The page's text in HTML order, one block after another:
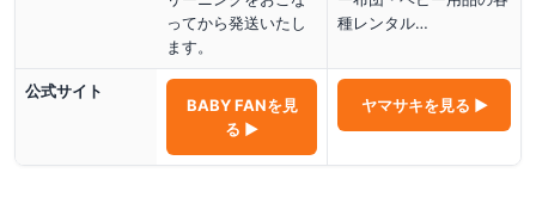
ってから発送いたし
ます。
種レンタル…
公式サイト
BABY FANを見
る ▶
ヤマサキを見る ▶